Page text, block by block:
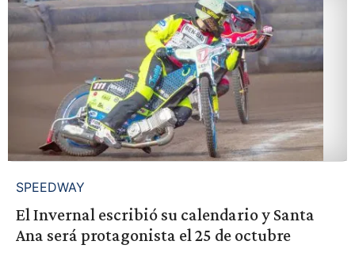
SPEEDWAY
El Invernal escribió su calendario y Santa
Ana será protagonista el 25 de octubre